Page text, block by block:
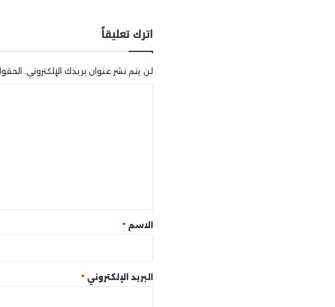
اترك تعليقاً
لن يتم نشر عنوان بريدك الإلكتروني.
* الاسم *
البريد الإلكتروني *